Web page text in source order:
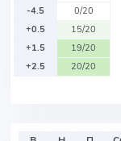
-4.5
0/20
+0.5
15/20
+1.5
19/20
+2.5
20/20